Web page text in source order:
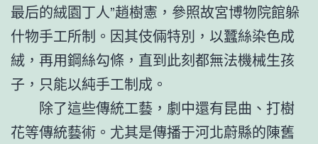
最后的絨園丁人”趙樹憲，參照故宮博物院館躲
什物手工所制。因其伎倆特別，以蠶絲染色成
絨，再用鋼絲勾條，直到此刻都無法機械生孩
子，只能以純手工制成。
除了這些傳統工藝，劇中還有昆曲、打樹
花等傳統藝術。尤其是傳播于河北蔚縣的陳舊